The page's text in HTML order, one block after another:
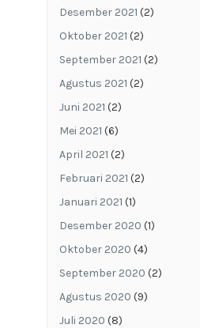
Desember 2021 (2)
Oktober 2021 (2)
September 2021 (2)
Agustus 2021 (2)
Juni 2021 (2)
Mei 2021 (6)
April 2021 (2)
Februari 2021 (2)
Januari 2021 (1)
Desember 2020 (1)
Oktober 2020 (4)
September 2020 (2)
Agustus 2020 (9)
Juli 2020 (8)